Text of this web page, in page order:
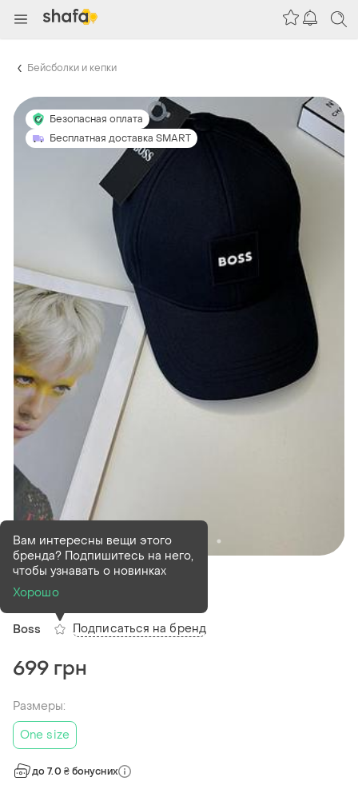
Бейсболки и кепки
Безопасная оплата
Бесплатная доставка SMART
В наличии 5 шт
Кепка boss
Boss
Вам интересны вещи этого
бренда? Подпишитесь на него,
чтобы узнавать о новинках
Хорошо
Подписаться на бренд
699 грн
Размеры:
One size
до 7.0 ₴ бонусних